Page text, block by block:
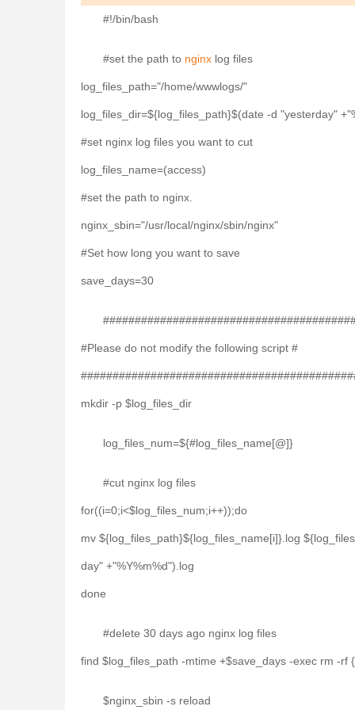
#!/bin/bash
#set the path to nginx log files
log_files_path="/home/wwwlogs/"
log_files_dir=${log_files_path}$(date -d "yesterday"
#set nginx log files you want to cut
log_files_name=(access)
#set the path to nginx.
nginx_sbin="/usr/local/nginx/sbin/nginx"
#Set how long you want to save
save_days=30
#Please do not modify the following script #
mkdir -p $log_files_dir
log_files_num=${#log_files_name[@]}
#cut nginx log files
for((i=0;i<$log_files_num;i++));do
mv ${log_files_path}${log_files_name[i]}.log
day" +"%Y%m%d").log
done
#delete 30 days ago nginx log files
find $log_files_path -mtime +$save_days -exec rm -rf
$nginx_sbin -s reload